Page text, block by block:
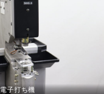
電子打ち機